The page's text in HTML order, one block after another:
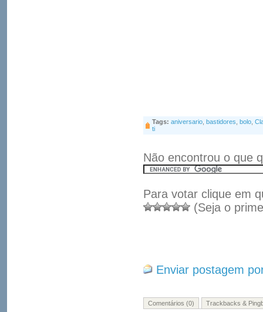
Tags: aniversario bastidores bolo
ti
Não encontrou o que
Para votar clique em
(Seja o
Enviar postagem
Comentários (0) Trackbacks &